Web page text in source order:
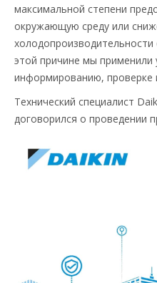
максимальной степени
окружающую среду или
этой причине мы
информированию, проверке
Технический специалист
договорился о проведении